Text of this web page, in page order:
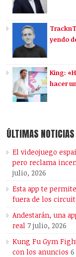
yendo
King:
hacer
ÚLTIMAS NOTICIAS
El videojuego
pero reclama
julio, 2026
Esta app te
fuera de los
Andestarán, una
real 7 julio, 2026
Kung Fu Gym
con los anuncios